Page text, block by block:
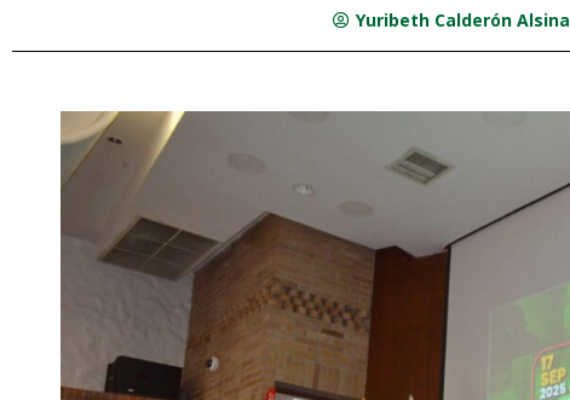
Yuribeth Calderón Alsina